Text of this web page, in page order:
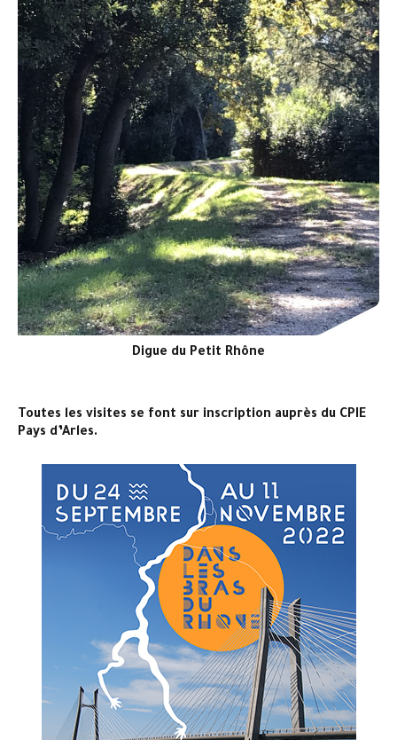
Digue du Petit Rhône
Toutes les visites se font sur inscription auprès du CPIE
Pays d’Arles.